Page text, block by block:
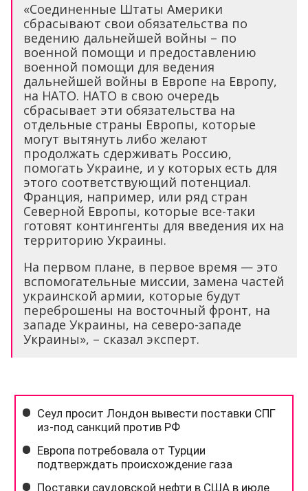
«Соединенные Штаты Америки
сбрасывают свои обязательства по
ведению дальнейшей войны – по
военной помощи и предоставлению
военной помощи для ведения
дальнейшей войны в Европе на Европу,
на НАТО. НАТО в свою очередь
сбрасывает эти обязательства на
отдельные страны Европы, которые
могут вытянуть либо желают
продолжать сдерживать Россию,
помогать Украине, и у которых есть для
этого соответствующий потенциал.
Франция, например, или ряд стран
Северной Европы, которые все-таки
готовят контингенты для введения их на
территорию Украины.
На первом плане, в первое время — это
вспомогательные миссии, замена частей
украинской армии, которые будут
переброшены на восточный фронт, на
западе Украины, на северо-западе
Украины», – сказал эксперт.